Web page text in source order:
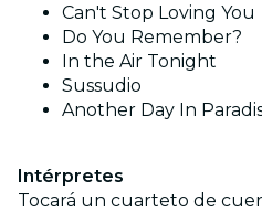
Can't Stop Loving You
Do You Remember?
In the Air Tonight
Sussudio
Another Day In
Intérpretes
Tocará un cuarteto de